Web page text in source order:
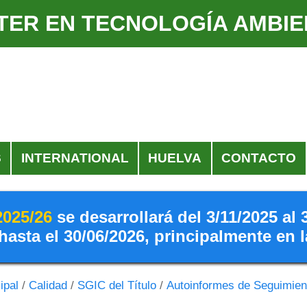
EN TECNOLOGÍA
INTERNATIONAL HUELVA CONTACTO
26se desarrollará del 3/11/2025 al
el 30/06/2026, principalmente en
/Calidad / SGIC del Título /Autoinformes de